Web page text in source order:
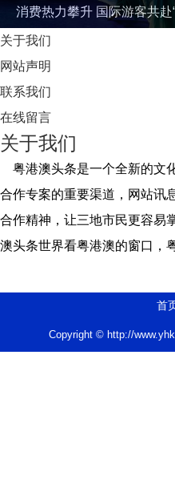
消费热力攀升 国际游客共赴
关于我们
网站声明
联系我们
在线留言
关于我们
粤港澳头条是一个全新的文
合作专案的重要渠道，网站讯
合作精神，让三地市民更容易
澳头条世界看粤港澳的窗口，
首
Copyright © http://